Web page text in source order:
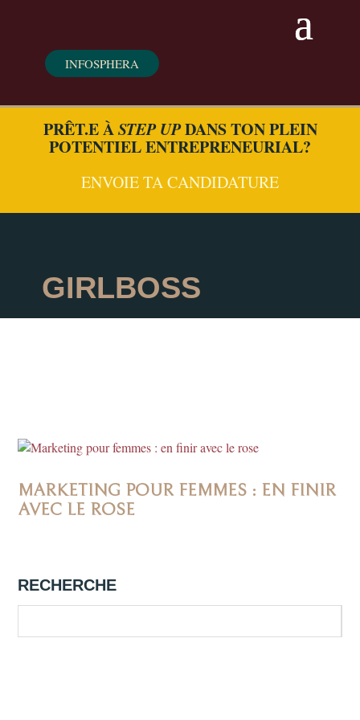
INFOSPHERA
PRÊT.E ÀSTEP UPDANS TON PLEIN
POTENTIEL ENTREPRENEURIAL?
ENVOIE TA CANDIDATURE
GIRLBOSS
MARKETING POUR FEMMES : EN FINIR
AVEC LE ROSE
RECHERCHE